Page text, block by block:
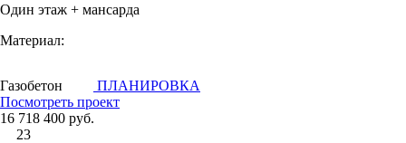
Один этаж + мансарда
Материал:
Газобетон
ПЛАНИРОВКА
Посмотреть проект
16 718 400 руб.
23